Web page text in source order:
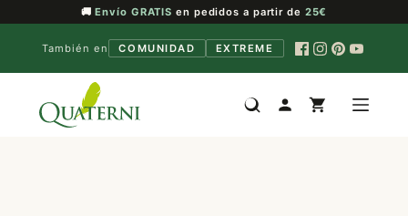
🚚Envío GRATIS en pedidos a partir de 25€
También en COMUNIDAD EXTREME
contenido